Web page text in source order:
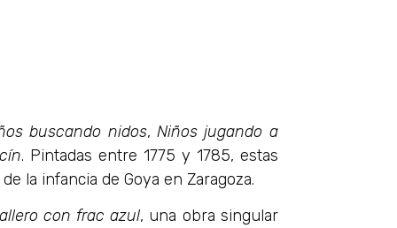
buscando nidos, Niños jugando a
. Pintadas entre 1775 y 1785, estas
la infancia de Goya en Zaragoza.
con frac azul, una obra singular